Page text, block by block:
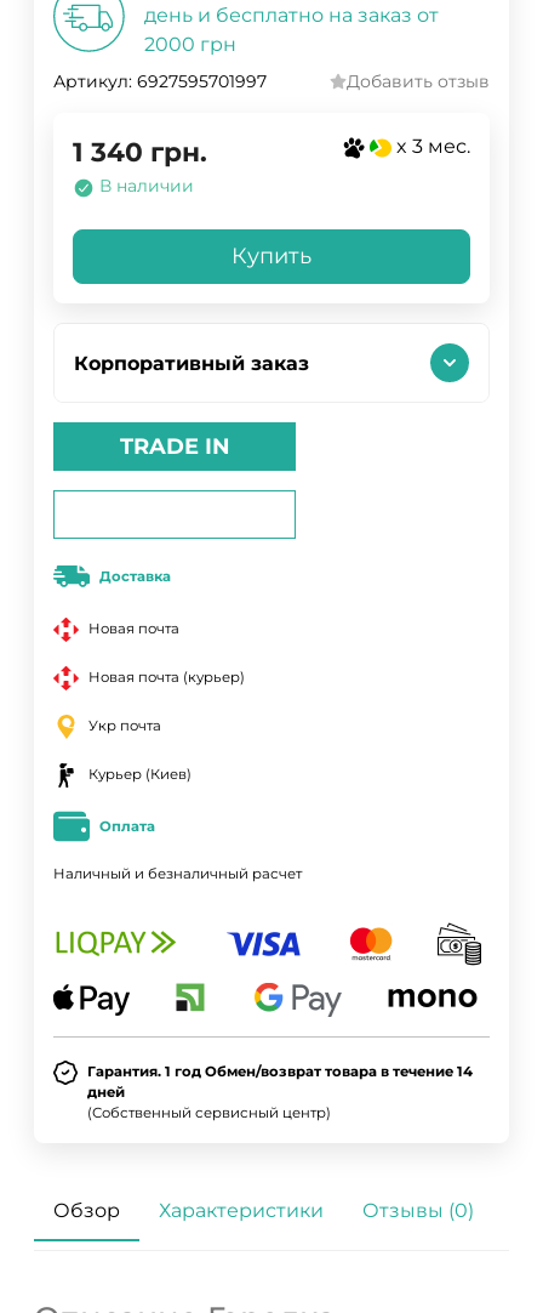
день и бесплатно на заказ от
2000 грн
Артикул: 6927595701997 Добавить отзыв
1 340 грн. x 3 мес.
В наличии
Купить
Корпоративный заказ
TRADE IN
Доставка
Новая почта
Новая почта (курьер)
Укр почта
Курьер (Киев)
Оплата
Наличный и безналичный расчет
Гарантия. 1 год Обмен/возврат товара в течение 14
дней
(Собственный сервисный центр)
Обзор Характеристики Отзывы (0)